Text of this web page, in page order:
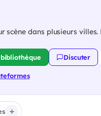
scène dans plusieurs
Discuter